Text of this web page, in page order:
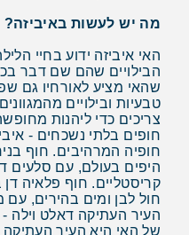
מה יש לעשות באיביזה?
האי איביזה ידוע בחיי
הבילויים שהם שם דבר
שהאי מציע לאורחיו גם
טבעיות ובילויים
צריכים כדי ליהנות
חופים בלתי נשכחים -
חופיה המרהיבים. חוף
היפים בעולם, עם סלעים
קריסטליים. חוף פלאיה
חול לבן ומים בהירים, עם
העיר העתיקה דאלט וילה
של האי היא העיר